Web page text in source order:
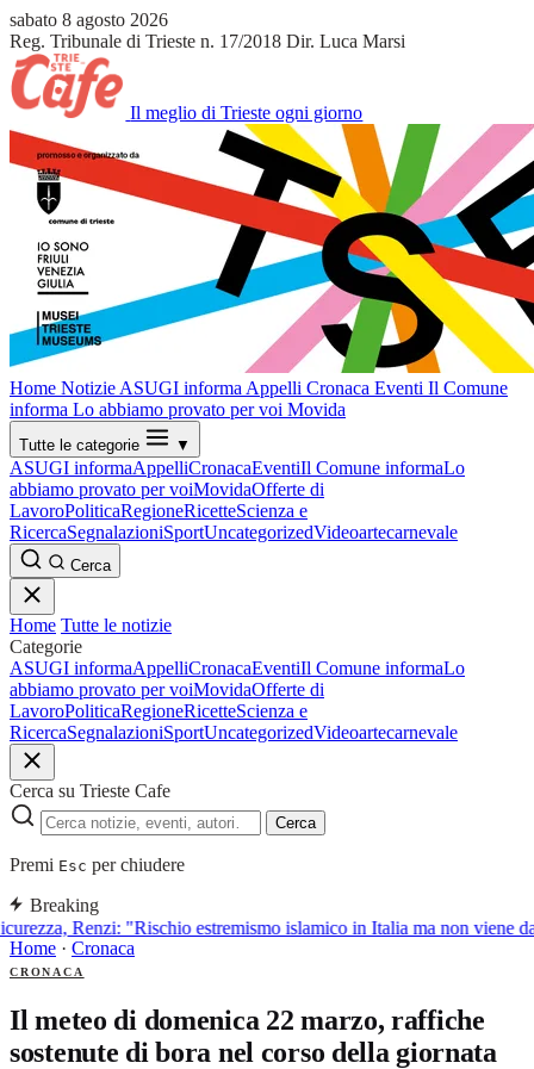
sabato 8 agosto 2026
Reg. Tribunale di Trieste n. 17/2018 Dir. Luca Marsi
Il meglio di Trieste ogni giorno
Home Notizie ASUGI informa Appelli Cronaca Eventi Il Comune
informa Lo abbiamo provato per voi Movida
Tutte le categorie ▼
ASUGI informaAppelliCronacaEventiIl Comune informaLo
abbiamo provato per voiMovidaOfferte di
LavoroPoliticaRegioneRicetteScienza e
RicercaSegnalazioniSportUncategorizedVideoartecarnevale
Cerca
Home Tutte le notizie
Categorie
ASUGI informaAppelliCronacaEventiIl Comune informaLo
abbiamo provato per voiMovidaOfferte di
LavoroPoliticaRegioneRicetteScienza e
RicercaSegnalazioniSportUncategorizedVideoartecarnevale
Cerca su Trieste Cafe
Cerca
Premi Esc per chiudere
Breaking
Renzi: "Rischio estremismo islamico in Italia ma non viene
Home · Cronaca
CRONACA
Il meteo di domenica 22 marzo, raffiche
sostenute di bora nel corso della giornata